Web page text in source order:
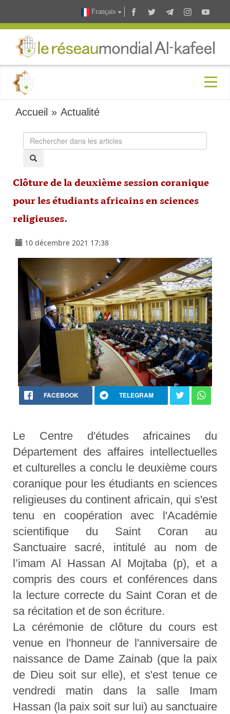
Français
Accueil »Actualité
Clôture de la deuxième session coranique
pour les étudiants africains en sciences
religieuses.
10 décembre 2021 17:38
FACEBOOK TELEGRAM
Le Centre d'études africaines du
Département des affaires intellectuelles
et culturelles a conclu le deuxième cours
coranique pour les étudiants en sciences
religieuses du continent africain, qui s'est
tenu en coopération avec l'Académie
scientifique du Saint Coran au
Sanctuaire sacré, intitulé au nom de
l’imam Al Hassan Al Mojtaba (p), et a
compris des cours et conférences dans
la lecture correcte du Saint Coran et de
sa récitation et de son écriture.
La cérémonie de clôture du cours est
venue en l'honneur de l'anniversaire de
naissance de Dame Zainab (que la paix
de Dieu soit sur elle), et s'est tenue ce
vendredi matin dans la salle Imam
Hassan (la paix soit sur lui) au sanctuaire